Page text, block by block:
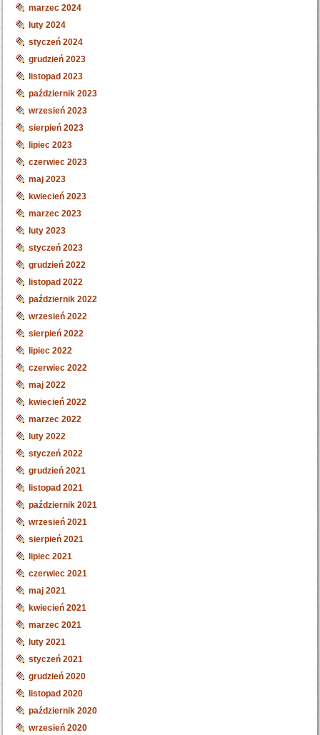
marzec 2024
luty 2024
styczeń 2024
grudzień 2023
listopad 2023
październik 2023
wrzesień 2023
sierpień 2023
lipiec 2023
czerwiec 2023
maj 2023
kwiecień 2023
marzec 2023
luty 2023
styczeń 2023
grudzień 2022
listopad 2022
październik 2022
wrzesień 2022
sierpień 2022
lipiec 2022
czerwiec 2022
maj 2022
kwiecień 2022
marzec 2022
luty 2022
styczeń 2022
grudzień 2021
listopad 2021
październik 2021
wrzesień 2021
sierpień 2021
lipiec 2021
czerwiec 2021
maj 2021
kwiecień 2021
marzec 2021
luty 2021
styczeń 2021
grudzień 2020
listopad 2020
październik 2020
wrzesień 2020